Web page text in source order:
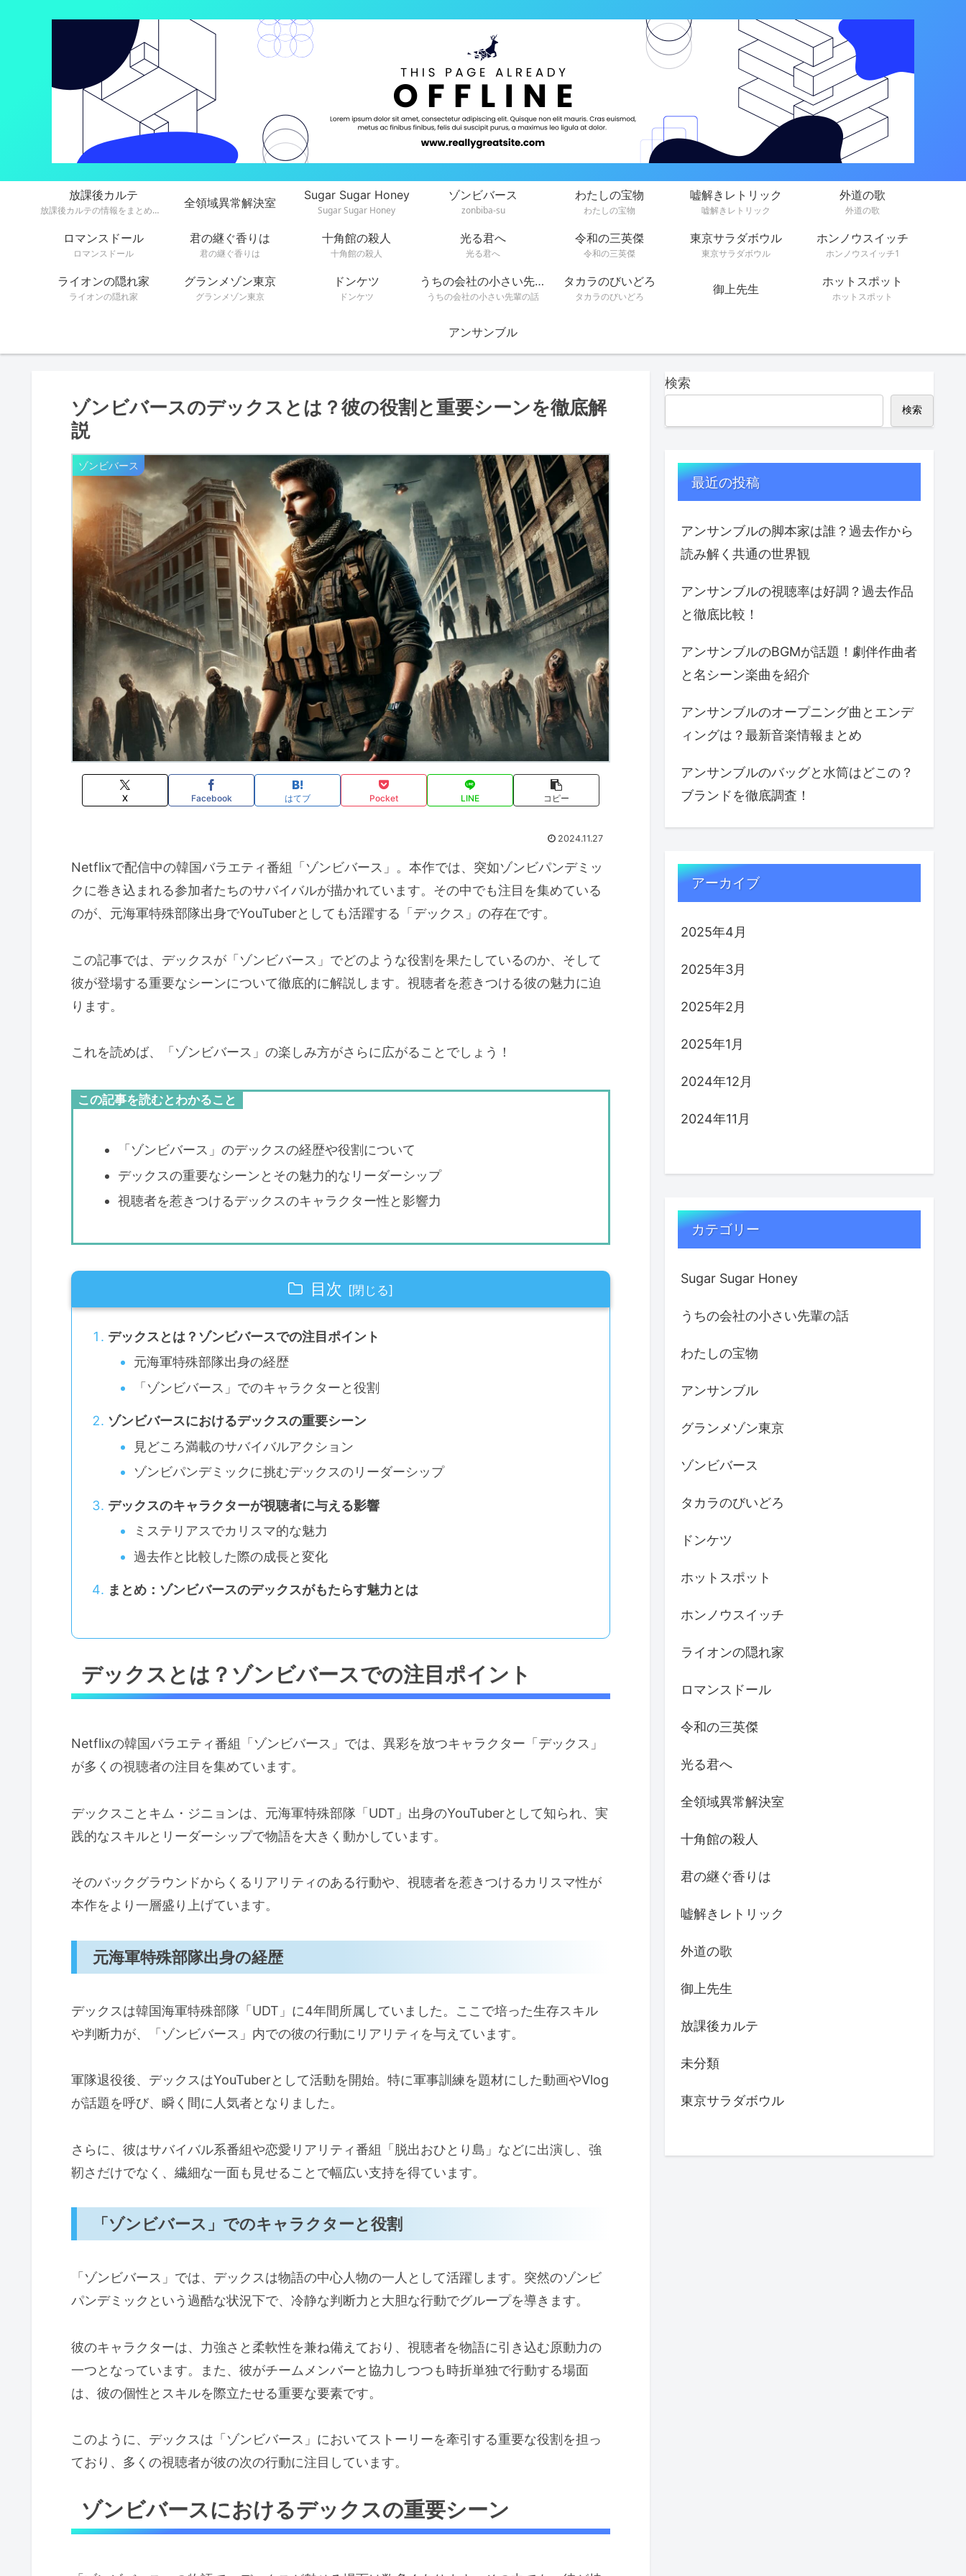
放課後カルテ
放課後カルテの情報をまとめています。
全領域異常解決室
Sugar Sugar Honey
Sugar Sugar Honey
ゾンビバース
zonbiba-su
わたしの宝物
わたしの宝物
嘘解きレトリック
嘘解きレトリック
外道の歌
外道の歌
ロマンスドール
ロマンスドール
君の継ぐ香りは
君の継ぐ香りは
十角館の殺人
十角館の殺人
光る君へ
光る君へ
令和の三英傑
令和の三英傑
東京サラダボウル
東京サラダボウル
ホンノウスイッチ
ホンノウスイッチ1
ライオンの隠れ家
ライオンの隠れ家
グランメゾン東京
グランメゾン東京
ドンケツ
ドンケツ
うちの会社の小さい先輩の話
うちの会社の小さい先輩の話
タカラのびいどろ
タカラのびいどろ
御上先生
ホットスポット
ホットスポット
アンサンブル
ゾンビバースのデックスとは？彼の役割と重要シーンを徹底解
説
ゾンビバース
X Facebook はてブ Pocket LINE コピー
2024.11.27
Netflixで配信中の韓国バラエティ番組「ゾンビバース」。本作では、突如ゾンビパンデミッ
クに巻き込まれる参加者たちのサバイバルが描かれています。その中でも注目を集めている
のが、元海軍特殊部隊出身でYouTuberとしても活躍する「デックス」の存在です。
この記事では、デックスが「ゾンビバース」でどのような役割を果たしているのか、そして
彼が登場する重要なシーンについて徹底的に解説します。視聴者を惹きつける彼の魅力に迫
ります。
これを読めば、「ゾンビバース」の楽しみ方がさらに広がることでしょう！
この記事を読むとわかること
「ゾンビバース」のデックスの経歴や役割について
デックスの重要なシーンとその魅力的なリーダーシップ
視聴者を惹きつけるデックスのキャラクター性と影響力
目次
デックスとは？ゾンビバースでの注目ポイント
元海軍特殊部隊出身の経歴
「ゾンビバース」でのキャラクターと役割
ゾンビバースにおけるデックスの重要シーン
見どころ満載のサバイバルアクション
ゾンビパンデミックに挑むデックスのリーダーシップ
デックスのキャラクターが視聴者に与える影響
ミステリアスでカリスマ的な魅力
過去作と比較した際の成長と変化
まとめ：ゾンビバースのデックスがもたらす魅力とは
デックスとは？ゾンビバースでの注目ポイント
Netflixの韓国バラエティ番組「ゾンビバース」では、異彩を放つキャラクター「デックス」
が多くの視聴者の注目を集めています。
デックスことキム・ジニョンは、元海軍特殊部隊「UDT」出身のYouTuberとして知られ、実
践的なスキルとリーダーシップで物語を大きく動かしています。
そのバックグラウンドからくるリアリティのある行動や、視聴者を惹きつけるカリスマ性が
本作をより一層盛り上げています。
元海軍特殊部隊出身の経歴
デックスは韓国海軍特殊部隊「UDT」に4年間所属していました。ここで培った生存スキル
や判断力が、「ゾンビバース」内での彼の行動にリアリティを与えています。
軍隊退役後、デックスはYouTuberとして活動を開始。特に軍事訓練を題材にした動画やVlog
が話題を呼び、瞬く間に人気者となりました。
さらに、彼はサバイバル系番組や恋愛リアリティ番組「脱出おひとり島」などに出演し、強
靭さだけでなく、繊細な一面も見せることで幅広い支持を得ています。
「ゾンビバース」でのキャラクターと役割
「ゾンビバース」では、デックスは物語の中心人物の一人として活躍します。突然のゾンビ
パンデミックという過酷な状況下で、冷静な判断力と大胆な行動でグループを導きます。
彼のキャラクターは、力強さと柔軟性を兼ね備えており、視聴者を物語に引き込む原動力の
一つとなっています。また、彼がチームメンバーと協力しつつも時折単独で行動する場面
は、彼の個性とスキルを際立たせる重要な要素です。
このように、デックスは「ゾンビバース」においてストーリーを牽引する重要な役割を担っ
ており、多くの視聴者が彼の次の行動に注目しています。
ゾンビバースにおけるデックスの重要シーン
検索
検索
最近の投稿
アンサンブルの脚本家は誰？過去作から
読み解く共通の世界観
アンサンブルの視聴率は好調？過去作品
と徹底比較！
アンサンブルのBGMが話題！劇伴作曲者
と名シーン楽曲を紹介
アンサンブルのオープニング曲とエンデ
ィングは？最新音楽情報まとめ
アンサンブルのバッグと水筒はどこの？
ブランドを徹底調査！
アーカイブ
2025年4月
2025年3月
2025年2月
2025年1月
2024年12月
2024年11月
カテゴリー
Sugar Sugar Honey
うちの会社の小さい先輩の話
わたしの宝物
アンサンブル
グランメゾン東京
ゾンビバース
タカラのびいどろ
ドンケツ
ホットスポット
ホンノウスイッチ
ライオンの隠れ家
ロマンスドール
令和の三英傑
光る君へ
全領域異常解決室
十角館の殺人
君の継ぐ香りは
嘘解きレトリック
外道の歌
御上先生
放課後カルテ
未分類
東京サラダボウル